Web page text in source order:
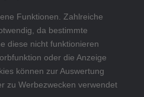
Funktionen. Zahlreiche
da bestimmte
diese nicht funktionieren
oder die Anzeige
können zur Auswertung
zu Werbezwecken verwendet